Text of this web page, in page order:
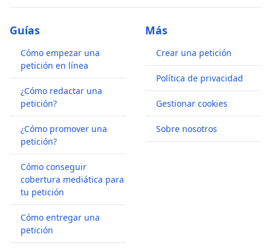
Guías
Cómo empezar una
petición en línea
¿Cómo redactar una
petición?
¿Cómo promover una
petición?
Cómo conseguir
cobertura mediática para
tu petición
Cómo entregar una
petición
Más
Crear una petición
Política de privacidad
Gestionar cookies
Sobre nosotros